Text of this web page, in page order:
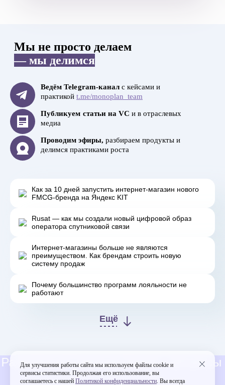
Мы не просто делаем
— мы делимся
Ведём Telegram-канал с кейсами и
практикой t.me/monoplan_team
Публикуем статьи на VC и в отраслевых
медиа
Проводим эфиры, разбираем продукты и
делимся практиками роста
Как за 10 дней запустить интернет-магазин нового
FMCG-бренда на Яндекс KIT
Rusat — как мы создали новый цифровой образ
оператора спутниковой связи
Интернет‑магазины больше не являются
преимуществом. Как брендам строить новую
систему продаж
Почему большинство программ лояльности не
работают
Ещё
СтратегияБизнес-процессы
Для улучшения работы сайта мы используем файлы cookie и
сервисы статистики. Продолжая его использование, вы
соглашаетесь с нашей Политикой конфиденциальности. Вы всегда